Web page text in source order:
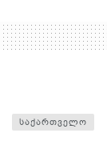
ᲡᲐᲥᲐᲠᲗᲕᲔᲚᲝ